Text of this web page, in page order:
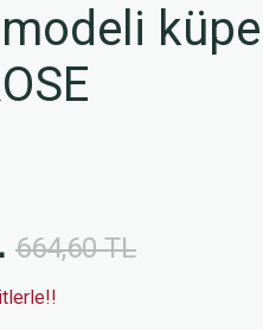
küpe
664,60 TL